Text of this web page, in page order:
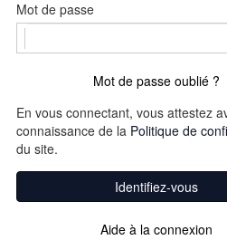
Mot de passe
Mot de passe oublié ?
En vous connectant, vous attestez
connaissance de la Politique de
du site.
Identifiez-vous
Aide à la connexion